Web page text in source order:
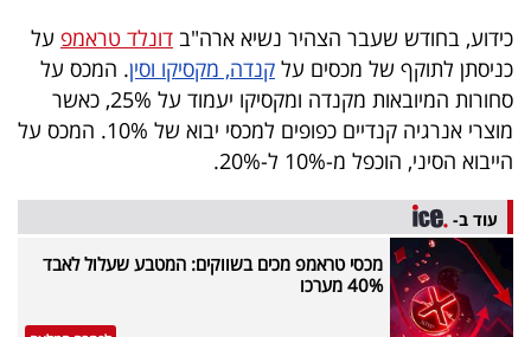
פרסמו
באייס
עקבו
אחרינו:
כידוע, בחודש שעבר הצהיר נשיא ארה"ב דונלד טראמפ על
כניסתן לתוקף של מכסים על קנדה, מקסיקו וסין. המכס על
סחורות המיובאות מקנדה ומקסיקו יעמוד על 25%, כאשר
מוצרי אנרגיה קנדיים כפופים למכסי יבוא של 10%. המכס על
הייבוא הסיני, הוכפל מ-10% ל-20%.
עוד ב-
מכסי טראמפ מכים בשווקים: המטבע שעלול לאבד
40% מערכו